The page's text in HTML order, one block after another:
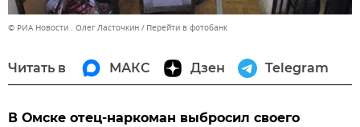
© РИА Новости . Олег Ласточкин Перейти в фотобанк
Читать в МАКС Дзен Telegram
В Омске отец-наркоман выбросил своего